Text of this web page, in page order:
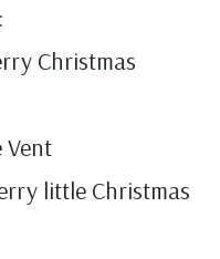
Christmas
Vent
little Christmas